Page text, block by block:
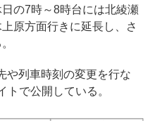
の7時～8時台には北綾瀬
原方面行きに延長し、さ
列車時刻の変更を行な
トで公開している。